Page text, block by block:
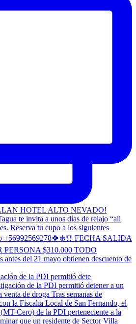
de la PDI permitió dete